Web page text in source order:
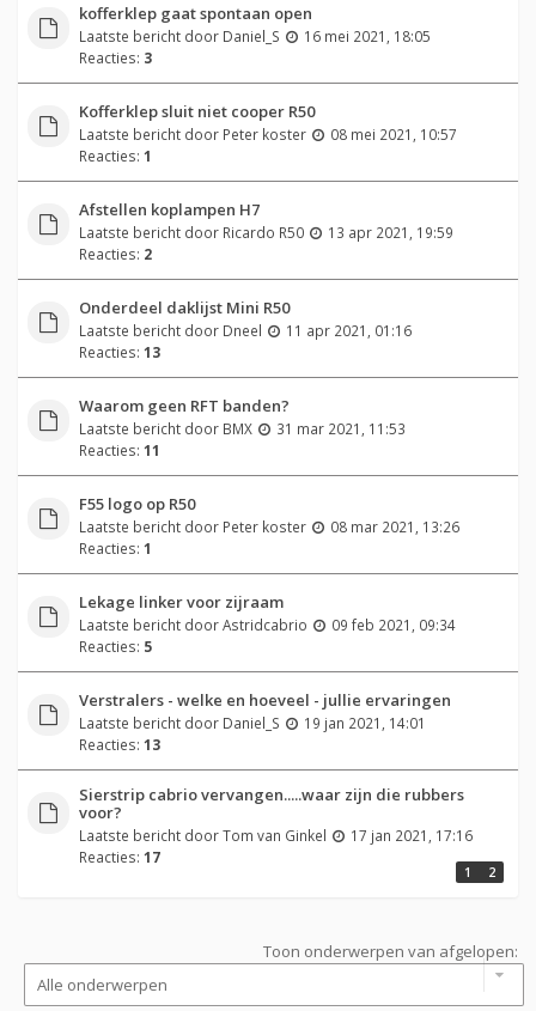
kofferklep gaat spontaan open
Laatste bericht door Daniel_S
16 mei 2021, 18:05
Reacties: 3
Kofferklep sluit niet cooper R50
Laatste bericht door Peter koster
08 mei 2021, 10:57
Reacties: 1
Afstellen koplampen H7
Laatste bericht door Ricardo R50
13 apr 2021, 19:59
Reacties: 2
Onderdeel daklijst Mini R50
Laatste bericht door Dneel
11 apr 2021, 01:16
Reacties: 13
Waarom geen RFT banden?
Laatste bericht door BMX
31 mar 2021, 11:53
Reacties: 11
F55 logo op R50
Laatste bericht door Peter koster
08 mar 2021, 13:26
Reacties: 1
Lekage linker voor zijraam
Laatste bericht doorAstridcabrio
09 feb 2021, 09:34
Reacties: 5
Verstralers - welke en hoeveel - jullie ervaringen
Laatste bericht door Daniel_S
19 jan 2021, 14:01
Reacties: 13
Sierstrip cabrio vervangen.....waar zijn die rubbers
voor?
Laatste bericht doorTom van Ginkel
17 jan 2021, 17:16
Reacties: 17
1 2
Toon onderwerpen van afgelopen: